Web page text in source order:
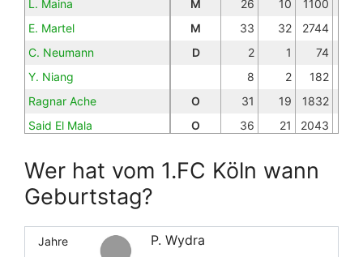
L. Maina
M 26 10 1100
E. Martel
M 33 32 2744
C. Neumann
D 2 1
74
Y. Niang
8 2
182
Ragnar Ache
O 31 19 1832
Said El Mala
O 36 21 2043
J. Thielmann
M 27 20 1567
L. Waldschmidt
Wer hat vom 1.FC Köln wann
Geburtstag?
Jahre P. Wydra